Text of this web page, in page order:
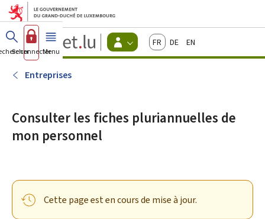
Aller au menu principal
Aller au contenu
Guichet.lu
Changer
d'espace
FrançaisDeutschEnglish
Se connecterMenu principal
Entreprises
Consulter les fiches pluriannuelles de
mon personnel
Cette page est en cours de mise à jour.